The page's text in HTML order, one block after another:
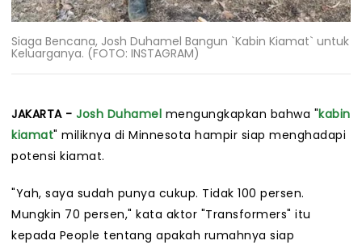
Siaga Bencana, Josh Duhamel Bangun `Kabin Kiamat` untuk
Keluarganya. (FOTO: INSTAGRAM)
JAKARTA - Josh Duhamel mengungkapkan bahwa "kabin
kiamat" miliknya di Minnesota hampir siap menghadapi
potensi kiamat.
"Yah, saya sudah punya cukup. Tidak 100 persen.
Mungkin 70 persen," kata aktor "Transformers" itu
kepada People tentang apakah rumahnya siap